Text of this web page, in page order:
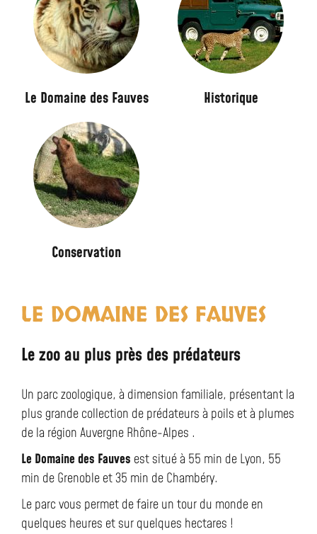
a
u
v
s
GROUPES
INFOS PRATIQUES
Le Domaine des Fauves​ Historique
Conservation
LE DOMAINE DES FAUVES
Le zoo au plus près des prédateurs​
Un parc zoologique, à dimension familiale, présentant la
plus grande collection de prédateurs à poils et à plumes
de la région Auvergne Rhône-Alpes .
Le Domaine des Fauves est situé à 55 min de Lyon, 55
min de Grenoble et 35 min de Chambéry.
Le parc vous permet de faire un tour du monde en
quelques heures et sur quelques hectares !